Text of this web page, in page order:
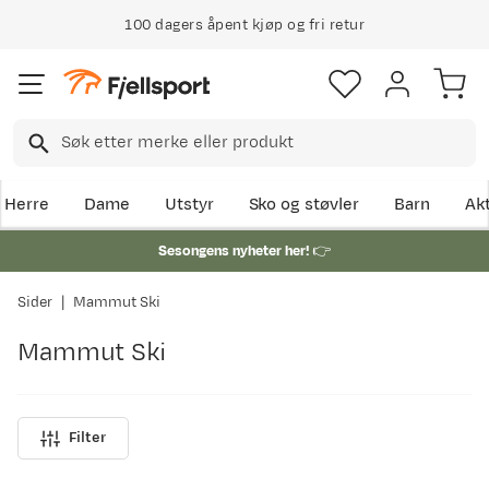
100 dagers åpent kjøp og fri retur
Herre Dame Utstyr Sko og støvler Barn
Sesongens nyheter her!👉
Sider Mammut Ski
Mammut Ski
Filter